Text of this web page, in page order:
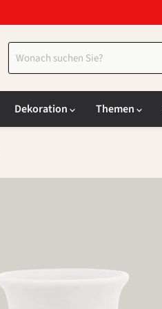
Dekoration Themen